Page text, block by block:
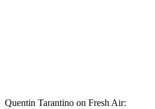
Quentin Tarantino on Fresh Air: